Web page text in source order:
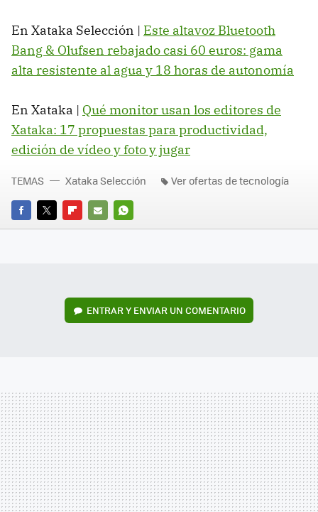
En Xataka Selección | Este altavoz Bluetooth
Bang & Olufsen rebajado casi 60 euros: gama
alta resistente al agua y 18 horas de autonomía
En Xataka | Qué monitor usan los editores de
Xataka: 17 propuestas para productividad,
edición de vídeo y foto y jugar
FACEBOOK
TWITTERFLIPBOARD
E-
WHATSAPP
TEMAS Xataka Selección Ver ofertas de tecnología
ENTRAR Y ENVIAR UN COMENTARIO